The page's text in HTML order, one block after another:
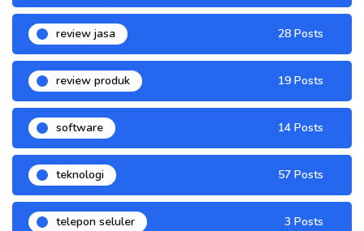
review jasa 28 Posts
review produk 19 Posts
software 14 Posts
teknologi 57 Posts
telepon seluler 3 Posts